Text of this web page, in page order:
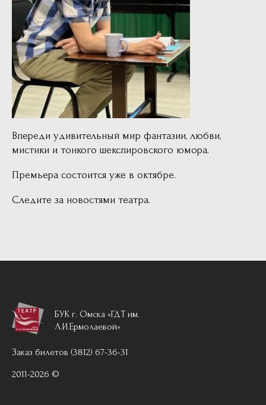
Впереди удивительный мир фантазии, любви,
мистики и тонкого шекспировского юмора.
Премьера состоится уже в октябре.
Следите за новостями театра.
БУК г. Омска «ГДТ им.
Л.И.Ермолаевой»
Заказ билетов (3812) 67-36-31
2011-2026 ©